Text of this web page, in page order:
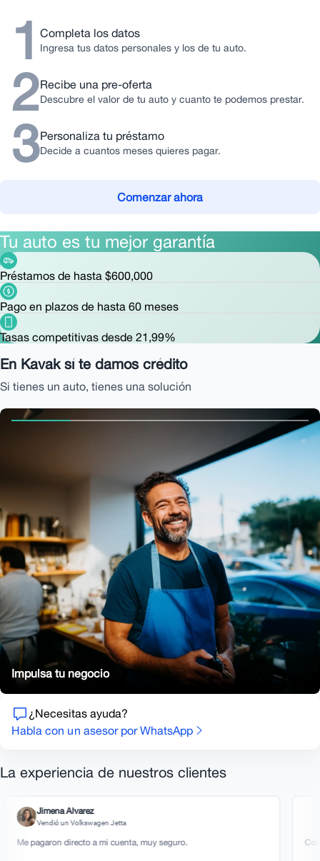
1 Completa los datos
Ingresa tus datos personales y los de tu auto.
2Recibe una pre-oferta
Descubre el valor de tu auto y cuanto te podemos prestar.
3Personaliza tu préstamo
Decide a cuantos meses quieres pagar.
Comenzar ahora
Tu auto es tu mejor garantía
Préstamos de hasta $600,000
Pago en plazos de hasta 60 meses
Tasas competitivas desde 21,99%
En Kavak sí te damos crédito
Si tienes un auto, tienes una solución
Impulsa tu negocio
¿Necesitas ayuda?
Habla con un asesor por WhatsApp
La experiencia de nuestros clientes
Alvarez
un Volkswagen Jetta
directo a mi cuenta, muy seguro. Compran